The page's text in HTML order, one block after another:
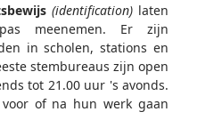
(identification) laten
meenemen. Er zijn
in scholen, stations en
stembureaus zijn open
tot 21.00 uur 's avonds.
of na hun werk gaan